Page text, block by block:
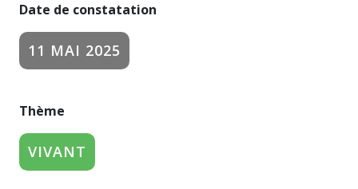
Date de constatation
11 MAI 2025
Thème
VIVANT